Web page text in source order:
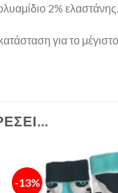
2%
για το
-13%